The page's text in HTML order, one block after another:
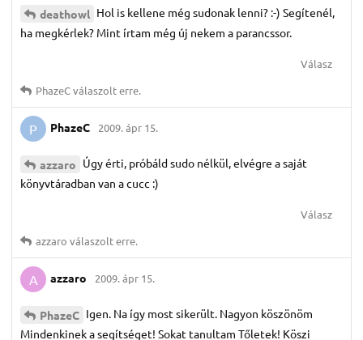
deathowl Hol is kellene még sudonak lenni? :-) Segítenél,
ha megkérlek? Mint írtam még új nekem a parancssor.
Válasz
PhazeCválaszolt erre.
P PhazeC 2009. ápr 15.
azzaro Úgy érti, próbáld sudo nélkül, elvégre a saját
könyvtáradban van a cucc :)
Válasz
azzaro válaszolt erre.
A azzaro 2009. ápr 15.
PhazeC Igen. Na így most sikerült. Nagyon köszönöm
Mindenkinek a segítséget! Sokat tanultam Tőletek! Köszi